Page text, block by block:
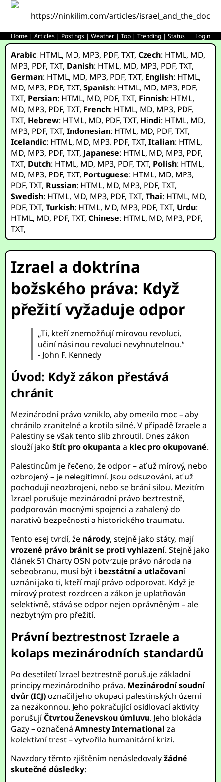
https://ninkilim.com/articles/
Home |Articles | Postings |Weather |Top |Trending |Status Login
Arabic: HTML, MD, MP3, PDF,TXT,Czech: HTML, MD,
MP3, PDF,TXT, Danish: HTML, MD, MP3, PDF,TXT,
German: HTML, MD, MP3, PDF,TXT, English: HTML,
MD, MP3, PDF,TXT,Spanish: HTML, MD, MP3, PDF,
TXT, Persian: HTML, MD, PDF,TXT, Finnish: HTML,
MD, MP3, PDF,TXT, French: HTML, MD, MP3, PDF,
TXT, Hebrew: HTML, MD, PDF,TXT, Hindi: HTML, MD,
MP3, PDF,TXT,Indonesian: HTML, MD, PDF,TXT,
Icelandic: HTML, MD, MP3, PDF,TXT,Italian: HTML,
MD, MP3, PDF,TXT, Japanese: HTML, MD, MP3, PDF,
TXT, Dutch: HTML, MD, MP3, PDF,TXT, Polish: HTML,
MD, MP3, PDF,TXT, Portuguese: HTML, MD, MP3,
PDF,TXT, Russian: HTML, MD, MP3, PDF,TXT,
Swedish: HTML, MD, MP3, PDF,TXT,Thai: HTML, MD,
PDF,TXT,Turkish: HTML, MD, MP3, PDF,TXT, Urdu:
HTML, MD, PDF,TXT,Chinese: HTML, MD, MP3, PDF,
TXT,
Izrael a doktrína
božského práva: Když
přežití vyžaduje odpor
„Ti, kteří znemožňují mírovou revoluci,
učiní násilnou revoluci nevyhnutelnou.“
- John F. Kennedy
Úvod: Když zákon přestává
chránit
Mezinárodní právo vzniklo, aby omezilo moc – aby
chránilo zranitelné a krotilo silné. V případě Izraele a
Palestiny se však tento slib zhroutil. Dnes zákon
slouží jakoštít pro okupanta a klec pro okupované.
Palestincům je řečeno, že odpor – ať už mírový, nebo
ozbrojený – je nelegitimní. Jsou odsuzováni, ať už
pochodují neozbrojeni, nebo se brání silou. Mezitím
Izrael porušuje mezinárodní právo beztrestně,
podporován mocnými spojenci a zahalený do
narativů bezpečnosti a historického traumatu.
Tento esej tvrdí, že národy, stejně jako státy, mají
vrozené právo bránit se proti vyhlazení. Stejně jako
článek 51 Charty OSN potvrzuje právo národa na
sebeobranu, musí být i bezstátní a utlačovaní
uznáni jako ti, kteří mají právo odporovat. Když je
mírový protest rozdrcen a zákon je uplatňován
selektivně, stává se odpor nejen oprávněným – ale
nezbytným pro přežití.
Právní beztrestnost Izraele a
kolaps mezinárodních standardů
Po desetiletí Izrael beztrestně porušuje základní
principy mezinárodního práva. Mezinárodní soudní
dvůr (ICJ)označil jeho okupaci palestinských území
za nezákonnou. Jeho pokračující osidlovací aktivity
porušujíČtvrtou Ženevskou úmluvu. Jeho blokáda
Gazy – označenáAmnesty International za
kolektivní trest – vytvořila humanitární krizi.
Navzdory těmto zjištěním nenásledovalyžádné
skutečné důsledky: